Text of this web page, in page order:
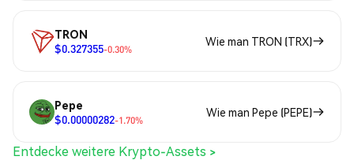
TRON
$0.327355-0.30%
Wie man TRON (TRX)
Pepe
$0.00000282-1.70%
Wie man Pepe (PEPE)
Entdecke weitere Krypto-Assets >